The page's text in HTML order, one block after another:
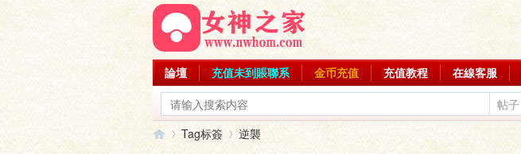
論壇 充值未到賬聯系 金币充值 充值教程 在線客服
帖子
Tag标簽 逆襲